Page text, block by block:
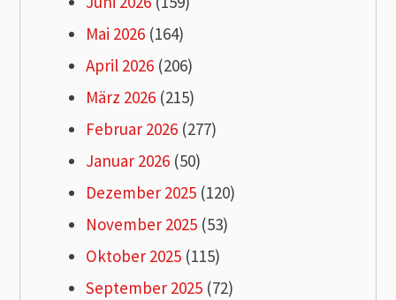
Mai 2026 (164)
April 2026 (206)
März 2026 (215)
Februar 2026 (277)
Januar 2026 (50)
Dezember 2025 (120)
November 2025 (53)
Oktober 2025 (115)
September 2025 (72)